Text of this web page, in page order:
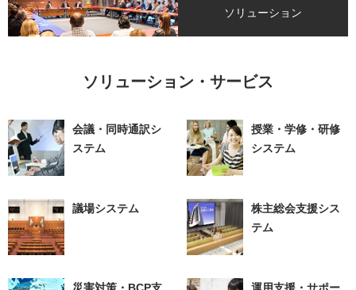
ソリューション
ソリューション・サービス
会議・同時通訳シ
ステム
授業・学修・研修
システム
議場システム
株主総会支援シス
テム